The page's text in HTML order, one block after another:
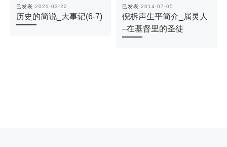
已发表 2021-03-22
历史的简说_大事记(6-7)
已发表 2014-07-05
倪柝声生平简介_属灵人
–在基督里的圣徒